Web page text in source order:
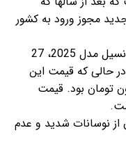
مجوز ورود به کشور
قیمت صفر تویوتا راوفور2 لیتر تک دیفرانسیل مدل 2025، 27
در حالی که قیمت این
9 میلیارد و 500 میلیون تومان بود. قیمت
نوسانات شدید و عدم